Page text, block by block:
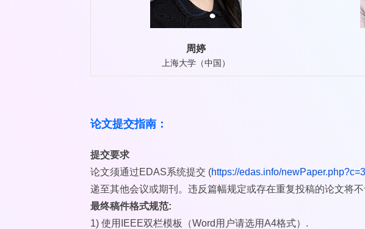
周婷
上海大学（中国）
论文提交指南：
提交要求
论文须通过EDAS系统提交 (https://edas.info/
递至其他会议或期刊。违反篇幅规定或存在重复投稿的论文将不
最终稿件格式规范:
1) 使用IEEE双栏模板（Word用户请选用A4格式）.